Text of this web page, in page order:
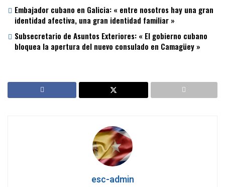
Embajador cubano en Galicia: « entre nosotros hay una gran
identidad afectiva, una gran identidad familiar »
Subsecretario de Asuntos Exteriores: « El gobierno cubano
bloquea la apertura del nuevo consulado en Camagüey »
esc-admin